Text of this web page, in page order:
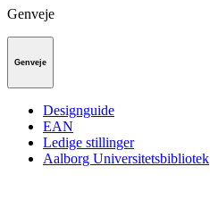
Genveje
Genveje
Designguide
EAN
Ledige stillinger
Aalborg Universitetsbibliotek